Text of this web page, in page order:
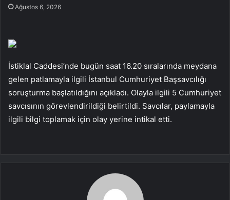
Ağustos 6, 2026
İstiklal Caddesi’nde bugün saat 16.20 sıralarında meydana
gelen patlamayla ilgili İstanbul Cumhuriyet Başsavcılığı
soruşturma başlatıldığını açıkladı. Olayla ilgili 5 Cumhuriyet
savcısının görevlendirildiği belirtildi. Savcılar, paylamayla
ilgili bilgi toplamak için olay yerine intikal etti.